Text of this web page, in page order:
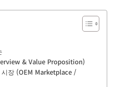
& Value Proposition)
장 (OEM Marketplace /